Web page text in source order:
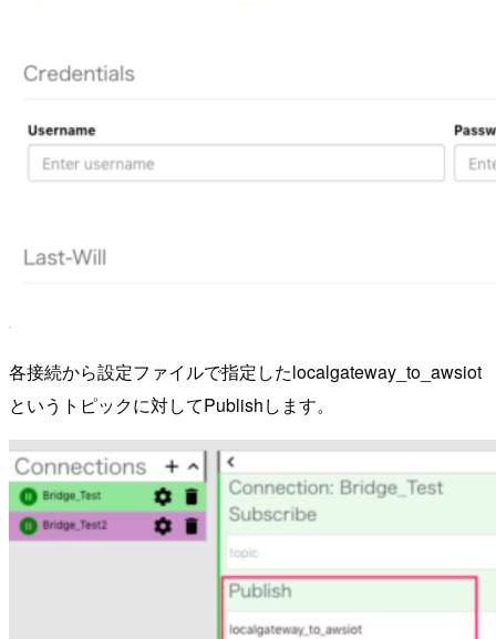
各接続から設定ファイルで指定したlocalgateway_to_awsiot
というトピックに対してPublishします。